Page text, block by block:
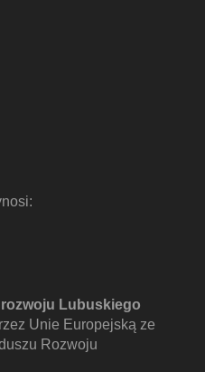
Lubuskiego
Unie Europejską ze
Rozwoju